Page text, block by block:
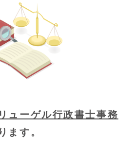
ューゲル行政書士事務
ます。